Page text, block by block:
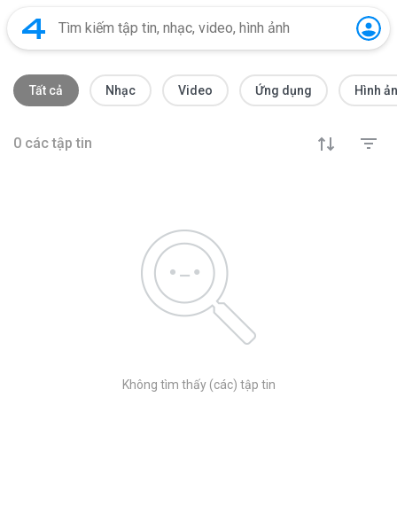
Tất cả Nhạc Video Ứng dụng Hình
0 các tập tin
Không tìm thấy (các) tập tin